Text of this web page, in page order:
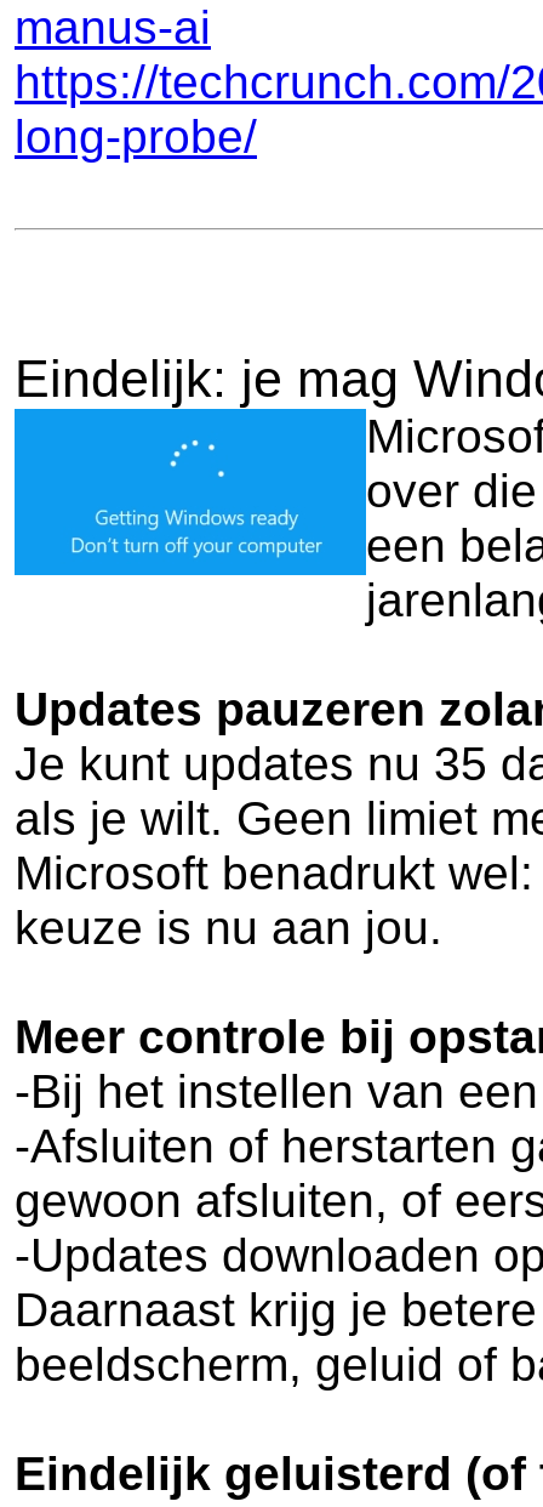
manus-ai
https://techcrunch.com/
long-probe/
Eindelijk: je mag
over
een
Updates pauzeren
Je kunt updates nu 35
als je wilt. Geen limiet
Microsoft benadrukt
keuze is nu aan jou.
Meer controle bij
-Bij het instellen van
-Afsluiten of herstarten
gewoon afsluiten, of
-Updates downloaden
Daarnaast krijg je
beeldscherm, geluid of
Eindelijk geluisterd (of